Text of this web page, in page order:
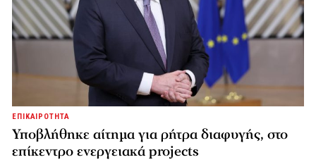
ΕΠΙΚΑΙΡΟΤΗΤΑ
Υποβλήθηκε αίτημα για ρήτρα διαφυγής, στο
επίκεντρο ενεργειακά projects